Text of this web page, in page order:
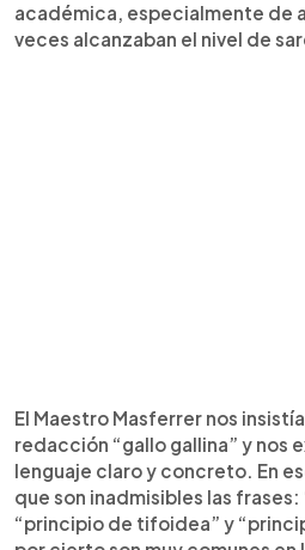
académica, especialmente de
veces alcanzaban el nivel de
El Maestro Masferrer nos
redacción “gallo gallina” y nos
lenguaje claro y concreto. En
que son inadmisibles las
“principio de tifoidea” y